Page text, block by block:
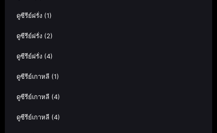
ดูซีรีย์ฝรั่ง (1)
ดูซีรีย์ฝรั่ง (2)
ดูซีรีย์ฝรั่ง (4)
ดูซีรีย์เกาหลี (1)
ดูซีรีย์เกาหลี (4)
ดูซีรีย์เกาหลี (4)